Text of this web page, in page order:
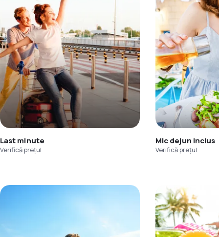
Last minute
Verifică prețul
Mic dejun inclus
Verifică prețul